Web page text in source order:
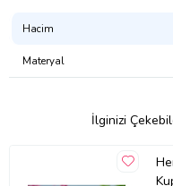
Hacim
Materyal
İlginizi